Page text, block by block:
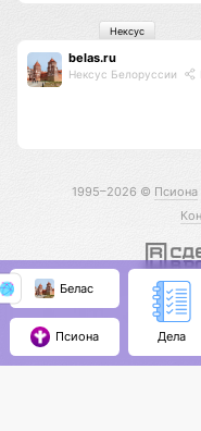
belas.ru
Нексус Белоруссии
Нексус
1995–2026 © Псиона
Белас
Псиона Дела